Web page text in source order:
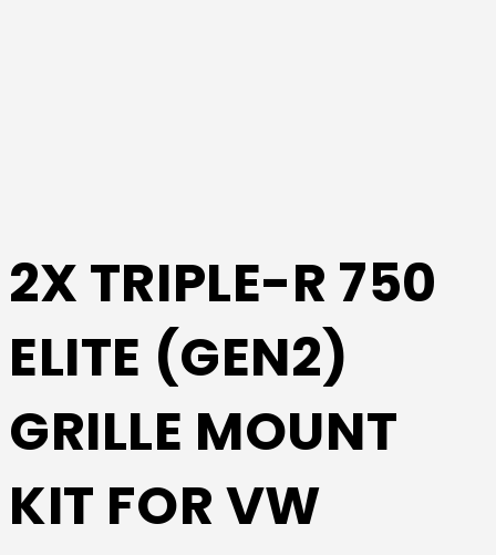
2X TRIPLE-R 750
ELITE (GEN2)
GRILLE MOUNT
KIT FOR VW